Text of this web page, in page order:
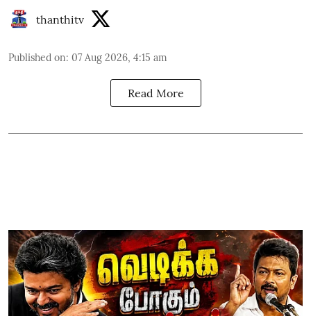
thanthitv
Published on: 07 Aug 2026, 4:15 am
Read More